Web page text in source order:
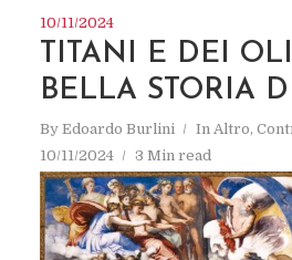
10/11/2024
TITANI E DEI
BELLA STORIA
By Edoardo Burlini In Altro,
10/11/2024
3 Min read